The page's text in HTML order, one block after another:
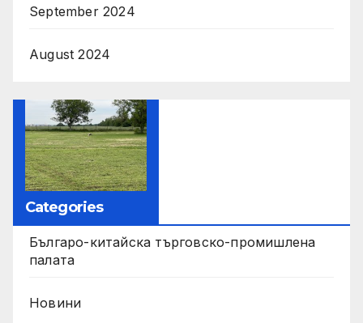
September 2024
August 2024
Categories
Българо-китайска търговско-промишлена
палата
Новини